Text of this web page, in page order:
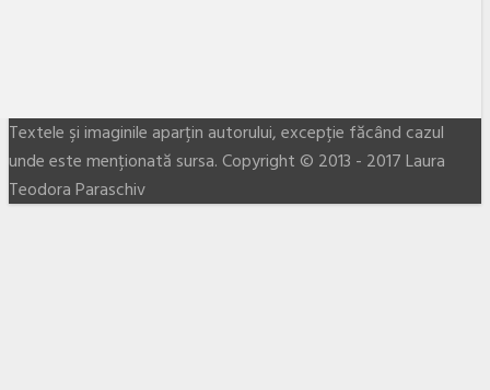
Textele şi imaginile aparţin autorului, excepţie făcând cazul
unde este menţionată sursa. Copyright © 2013 - 2017 Laura
Teodora Paraschiv